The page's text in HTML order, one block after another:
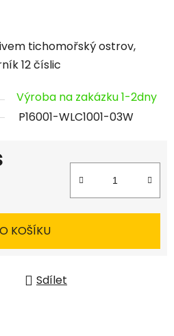
tichomořský ostrov,
12 číslic
Výroba na zakázku 1-2dny
P16001-WLC1001-03W
KOŠÍKU
Sdílet